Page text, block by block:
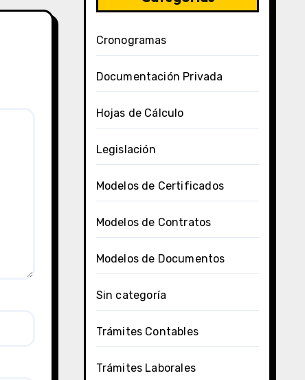
Cronogramas
Documentación Privada
Hojas de Cálculo
Legislación
Modelos de Certificados
Modelos de Contratos
Modelos de Documentos
Sin categoría
Trámites Contables
Trámites Laborales